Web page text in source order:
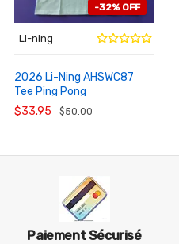
-32% OFF
Li-ning
2026 Li-Ning AHSWC87
Tee Ping Pong
Entraînement Wang Chuqin
Sun Yingsha
$33.95 $50.00
AU
PANIER
Paiement Sécurisé